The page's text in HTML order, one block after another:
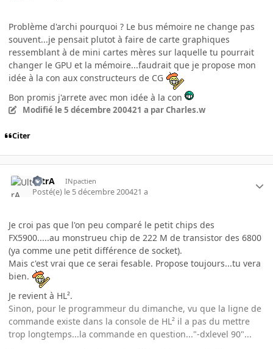
Problème d'archi pourquoi ? Le bus mémoire ne change pas
souvent...je pensait plutot à faire de carte graphiques
ressemblant à de mini cartes mères sur laquelle tu pourrait
changer le GPU et la mémoire...faudrait que je propose mon
idée à la con aux constructeurs de CG
Bon promis j'arrete avec mon idée à la con
Modifié le 5 décembre 200421 a par Charles.w
Citer
UltrA INpactien
Posté(e) le 5 décembre 200421 a
Je croi pas que l'on peu comparé le petit chips des
FX5900.....au monstrueu chip de 222 M de transistor des 6800
(ya comme une petit différence de socket).
Mais c'est vrai que ce serai fesable. Propose toujours...tu vera
bien.
Je revient à HL².
Sinon, pour le programmeur du dimanche, vu que la ligne de
commande existe dans la console de HL² il a pas du mettre
trop longtemps...la commande en question..."-dxlevel 90"...